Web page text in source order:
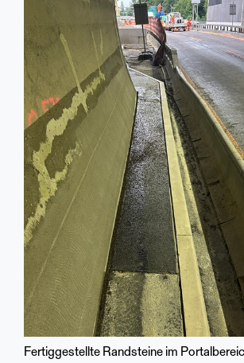
Fertiggestellte Randsteine im